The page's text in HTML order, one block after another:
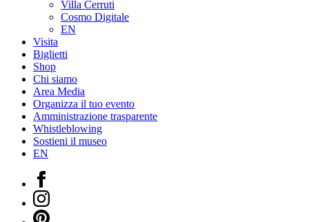
Villa Cerruti
Cosmo Digitale
EN
Visita
Biglietti
Shop
Chi siamo
Area Media
Organizza il tuo evento
Amministrazione trasparente
Whistleblowing
Sostieni il museo
EN
Facebook
Instagram
Pinterest